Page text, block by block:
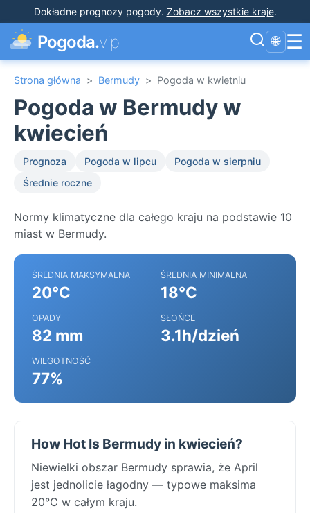
Dokładne prognozy pogody. Zobacz wszystkie kraje.
Pogoda.vip 🌐 ☰
Strona główna > Bermudy > Pogoda w kwietniu
Pogoda w Bermudy w
kwiecień
Prognoza Pogoda w lipcu
Pogoda w sierpniu
Średnie roczne
Normy klimatyczne dla całego kraju na podstawie 10
miast w Bermudy.
ŚREDNIA MAKSYMALNA
20°C
ŚREDNIA MINIMALNA
18°C
OPADY
82 mm
SŁOŃCE
3.1h/dzień
WILGOTNOŚĆ
77%
How Hot Is Bermudy in kwiecień?
Niewielki obszar Bermudy sprawia, że April
jest jednolicie łagodny — typowe maksima
20°C w całym kraju.